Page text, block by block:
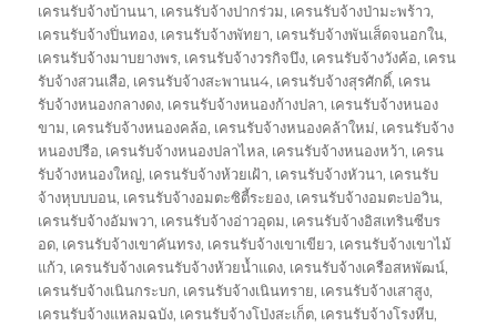
เครนรับจ้างบ้านนา, เครนรับจ้างปากร่วม, เครนรับจ้างป่ามะพร้าว,
เครนรับจ้างปิ่นทอง, เครนรับจ้างพัทยา, เครนรับจ้างพันเส็ดจนอกใน,
เครนรับจ้างมาบยางพร, เครนรับจ้างวรกิจบึง, เครนรับจ้างวังค้อ, เครน
รับจ้างสวนเสือ, เครนรับจ้างสะพานน4, เครนรับจ้างสุรศักดิ์, เครน
รับจ้างหนองกลางดง, เครนรับจ้างหนองก้างปลา, เครนรับจ้างหนอง
ขาม, เครนรับจ้างหนองคล้อ, เครนรับจ้างหนองคล้าใหม่, เครนรับจ้าง
หนองปรือ, เครนรับจ้างหนองปลาไหล, เครนรับจ้างหนองหว้า, เครน
รับจ้างหนองใหญ่, เครนรับจ้างห้วยเฝ้า, เครนรับจ้างหัวนา, เครนรับ
จ้างหุบบบอน, เครนรับจ้างอมตะซิตี้ระยอง, เครนรับจ้างอมตะบ่อวิน,
เครนรับจ้างอัมพวา, เครนรับจ้างอ่าวอุดม, เครนรับจ้างอิสเทรินซีบร
อด, เครนรับจ้างเขาคันทรง, เครนรับจ้างเขาเขียว, เครนรับจ้างเขาไม้
แก้ว, เครนรับจ้างเครนรับจ้างห้วยน้ำแดง, เครนรับจ้างเครือสหพัฒน์,
เครนรับจ้างเนินกระบก, เครนรับจ้างเนินทราย, เครนรับจ้างเสาสูง,
เครนรับจ้างแหลมฉบัง, เครนรับจ้างโป่งสะเก็ต, เครนรับจ้างโรงหีบ,